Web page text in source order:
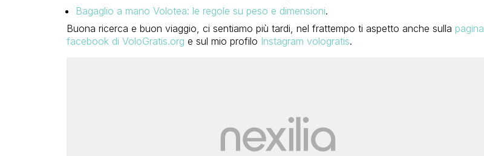
Bagaglio a mano Volotea: le regole su peso e dimensioni.
Buona ricerca e buon viaggio, ci sentiamo più tardi, nel frattempo ti aspetto anche sulla pagina
facebook di VoloGratis.org e sul mio profilo Instagram vologratis.